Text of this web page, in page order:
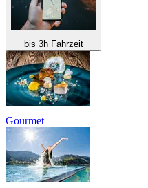
bis 3h Fahrzeit
Gourmet